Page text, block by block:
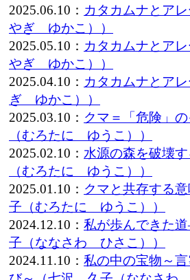
2025.06.10： カタカムナとア
やぎ ゆかこ））
2025.05.10： カタカムナとア
やぎ ゆかこ））
2025.04.10： カタカムナとア
ぎ ゆかこ））
2025.03.10： クマ＝「危険」
（むろたに ゆうこ））
2025.02.10： 水源の森を破壊
（むろたに ゆうこ））
2025.01.10： クマと共存する
子（むろたに ゆうこ））
2024.12.10： 私が歩んできた
子（ななさわ ひさこ））
2024.11.10： 私の中の宝物～